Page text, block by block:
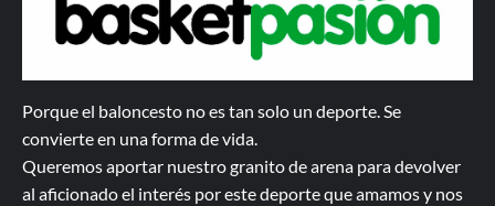
Porque el baloncesto no es tan solo un deporte. Se
convierte en una forma de vida.
Queremos aportar nuestro granito de arena para devolver
al aficionado el interés por este deporte que amamos y nos